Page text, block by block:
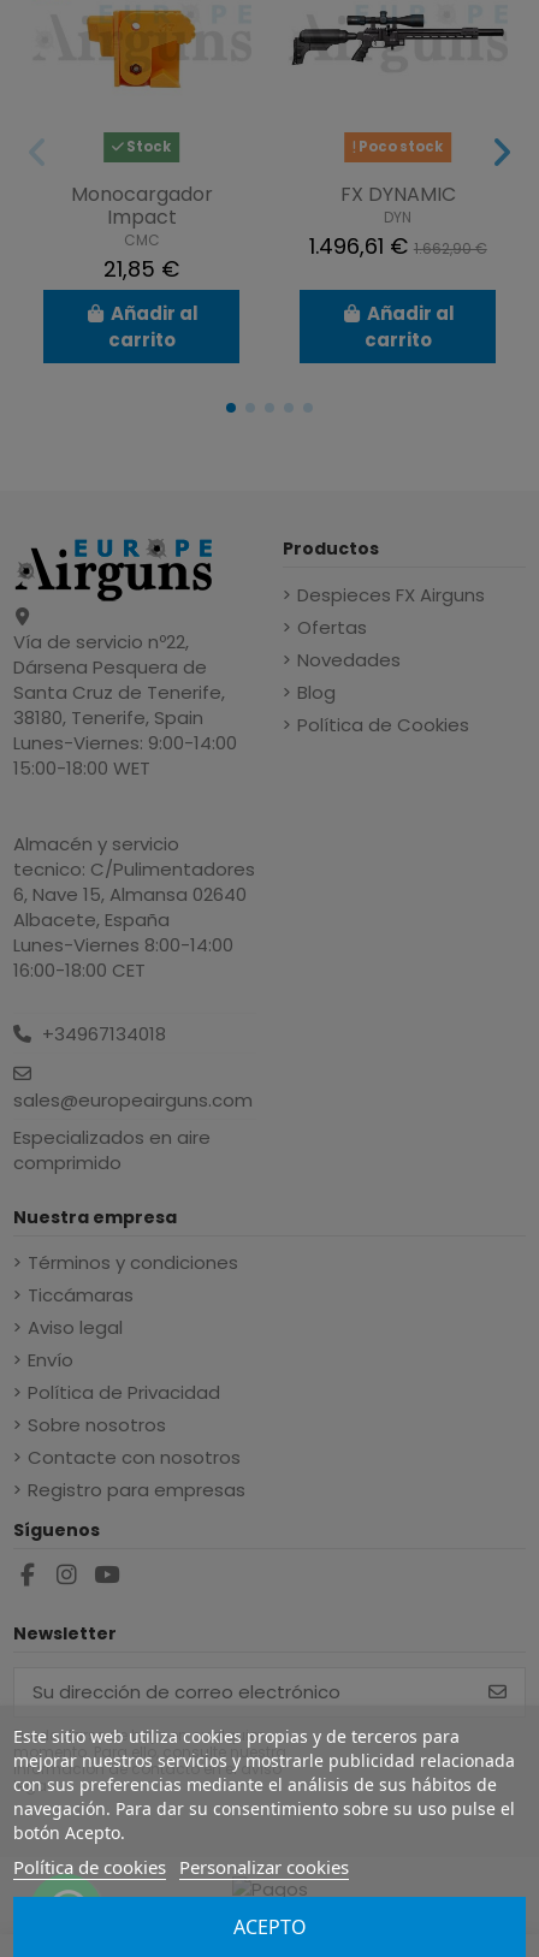
Stock
Monocargador
Impact
CMC
21,85 €
Añadir al
carrito
Poco stock
FX DYNAMIC
DYN
1.496,61 € 1.662,90 €
Añadir al
carrito
Vía de servicio nº22,
Dársena Pesquera de
Santa Cruz de Tenerife,
38180, Tenerife, Spain
Lunes-Viernes: 9:00-14:00
15:00-18:00 WET
Almacén y servicio
tecnico: C/Pulimentadores
6, Nave 15, Almansa 02640
Albacete, España
Lunes-Viernes 8:00-14:00
16:00-18:00 CET
+34967134018
sales@europeairguns.com
Especializados en aire
comprimido
Productos
Despieces FX Airguns
Ofertas
Novedades
Blog
Política de Cookies
Nuestra empresa
Términos y condiciones
Ticcámaras
Aviso legal
Envío
Política de Privacidad
Sobre nosotros
Contacte con nosotros
Registro para empresas
Este sitio web utiliza cookies propias y de terceros para
mejorar nuestros servicios y mostrarle publicidad relacionada
con sus preferencias mediante el análisis de sus hábitos de
navegación. Para dar su consentimiento sobre su uso pulse el
botón Acepto.
Política de cookies Personalizar cookies
ACEPTO
Síguenos
Newsletter
Puede darse de baja en cualquier
momento. Para ello, consulte nuestra
información de contacto en el aviso
legal.
Europe Airguns ®. Todos los derechos